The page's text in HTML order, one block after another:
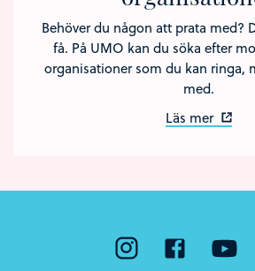
Behöver du någon att prata med?
få. På UMO kan du söka efter
organisationer som du kan ringa,
med.
Läs mer